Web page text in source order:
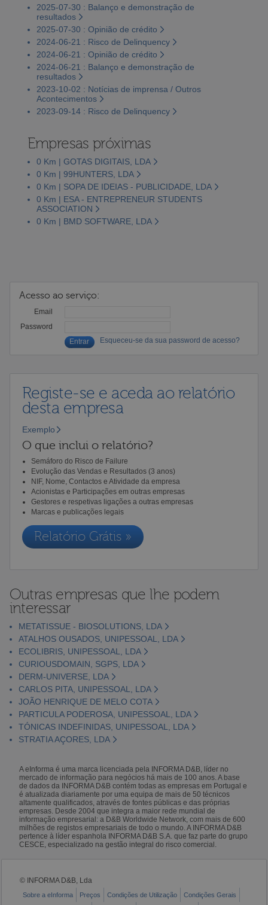
2025-07-30 : Balanço e demonstração de
resultados
2025-07-30 : Opinião de crédito
2024-06-21 : Risco de Delinquency
2024-06-21 : Opinião de crédito
2024-06-21 : Balanço e demonstração de
resultados
2023-10-02 : Notícias de imprensa / Outros
Acontecimentos
2023-09-14 : Risco de Delinquency
Empresas próximas
0 Km | GOTAS DIGITAIS, LDA
0 Km | 99HUNTERS, LDA
0 Km | SOPA DE IDEIAS - PUBLICIDADE, LDA
0 Km | ESA - ENTREPRENEUR STUDENTS
ASSOCIATION
0 Km | BMD SOFTWARE, LDA
Acesso ao serviço:
Email
Password
Esqueceu-se da sua password de acesso?
Registe-se e aceda ao relatório
desta empresa
Exemplo
O que inclui o relatório?
Semáforo do Risco de Failure
Evolução das Vendas e Resultados (3 anos)
NIF, Nome, Contactos e Atividade da empresa
Acionistas e Participações em outras empresas
Gestores e respetivas ligações a outras empresas
Marcas e publicações legais
Relatório Grátis »
Outras empresas que lhe podem
interessar
METATISSUE - BIOSOLUTIONS, LDA
ATALHOS OUSADOS, UNIPESSOAL, LDA
ECOLIBRIS, UNIPESSOAL, LDA
CURIOUSDOMAIN, SGPS, LDA
DERM-UNIVERSE, LDA
CARLOS PITA, UNIPESSOAL, LDA
JOÃO HENRIQUE DE MELO COTA
PARTICULA PODEROSA, UNIPESSOAL, LDA
TÓNICAS INDEFINIDAS, UNIPESSOAL, LDA
STRATIA AÇORES, LDA
A eInforma é uma marca licenciada pela INFORMA D&B, líder no
mercado de informação para negócios há mais de 100 anos. A base
de dados da INFORMA D&B contém todas as empresas em Portugal e
é atualizada diariamente por uma equipa de mais de 50 técnicos
altamente qualificados, através de fontes públicas e das próprias
empresas. Desde 2004 que integra a maior rede mundial de
informação empresarial: a D&B Worldwide Network, com mais de 600
milhões de registos empresariais de todo o mundo. A INFORMA D&B
pertence à líder espanhola INFORMA D&B S.A. que faz parte do grupo
CESCE, especializado na gestão integral do risco comercial.
© INFORMA D&B, Lda
Sobre a eInforma Preços Condições de Utilização Condições Gerais